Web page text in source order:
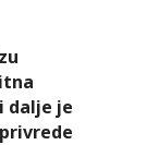
dalje je